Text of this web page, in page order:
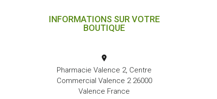
INFORMATIONS SUR VOTRE
BOUTIQUE
Pharmacie Valence 2, Centre
Commercial Valence 2 26000
Valence France